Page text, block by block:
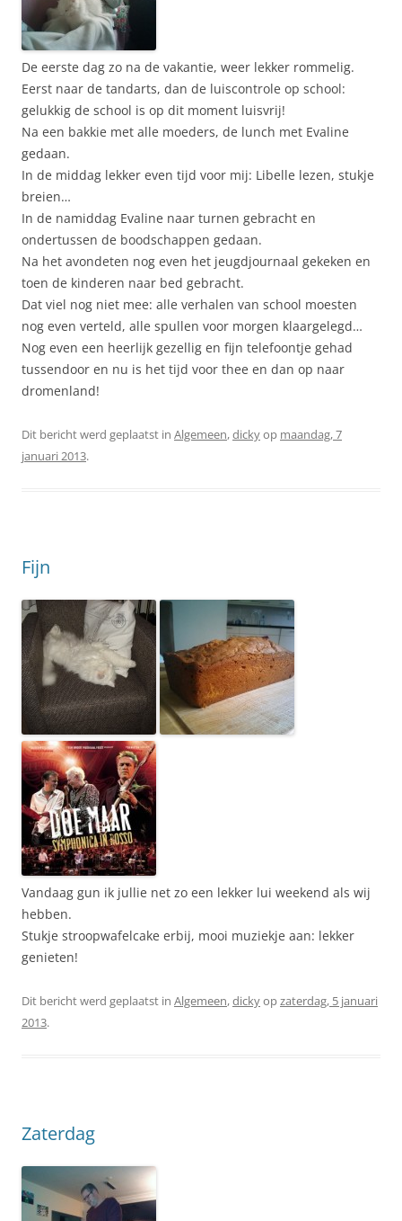
De eerste dag zo na de vakantie, weer lekker rommelig.
Eerst naar de tandarts, dan de luiscontrole op school:
gelukkig de school is op dit moment luisvrij!
Na een bakkie met alle moeders, de lunch met Evaline
gedaan.
In de middag lekker even tijd voor mij: Libelle lezen, stukje
breien…
In de namiddag Evaline naar turnen gebracht en
ondertussen de boodschappen gedaan.
Na het avondeten nog even het jeugdjournaal gekeken en
toen de kinderen naar bed gebracht.
Dat viel nog niet mee: alle verhalen van school moesten
nog even verteld, alle spullen voor morgen klaargelegd…
Nog even een heerlijk gezellig en fijn telefoontje gehad
tussendoor en nu is het tijd voor thee en dan op naar
dromenland!
Dit bericht werd geplaatst in Algemeen,dickyop maandag, 7
januari 2013.
Fijn
Vandaag gun ik jullie net zo een lekker lui weekend als wij
hebben.
Stukje stroopwafelcake erbij, mooi muziekje aan: lekker
genieten!
Dit bericht werd geplaatst in Algemeen,dickyopzaterdag, 5 januari
2013.
Zaterdag